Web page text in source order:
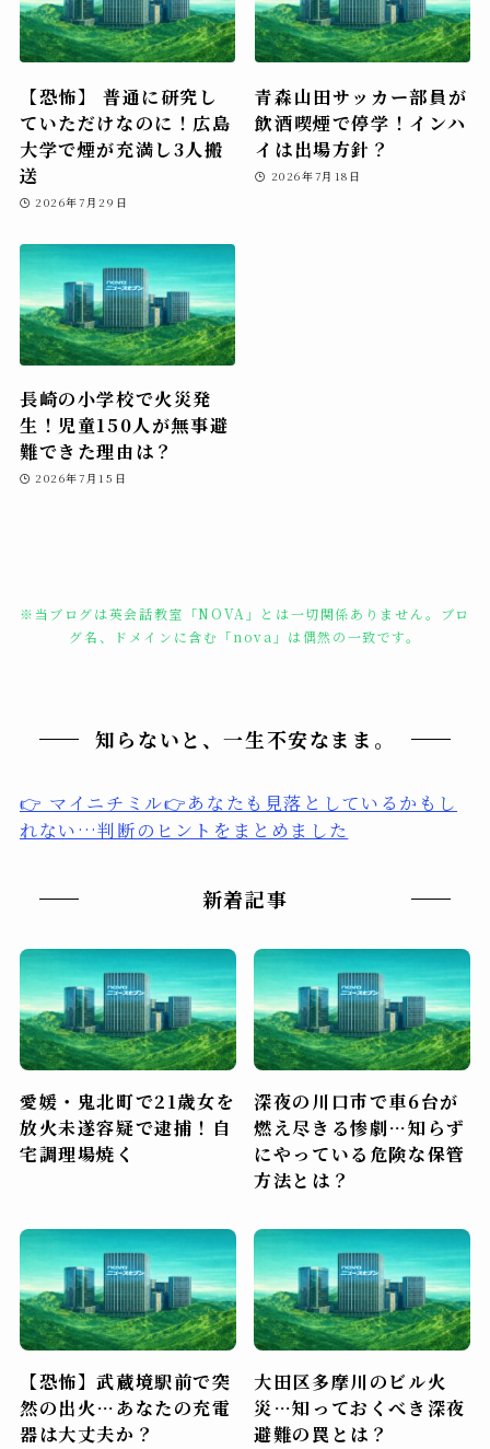
【恐怖】 普通に研究し
ていただけなのに！広島
大学で煙が充満し3人搬
送
2026年7月29日
青森山田サッカー部員が
飲酒喫煙で停学！インハ
イは出場方針？
2026年7月18日
長崎の小学校で火災発
生！児童150人が無事避
難できた理由は？
2026年7月15日
※当ブログは英会話教室「NOVA」とは一切関係ありません。ブロ
グ名、ドメインに含む「nova」は偶然の一致です。
知らないと、一生不安なまま。
👉 マイニチミル👉あなたも見落としているかもし
れない…判断のヒントをまとめました
新着記事
愛媛・鬼北町で21歳女を
放火未遂容疑で逮捕！自
宅調理場焼く
深夜の川口市で車6台が
燃え尽きる惨劇…知らず
にやっている危険な保管
方法とは？
【恐怖】武蔵境駅前で突
然の出火…あなたの充電
器は大丈夫か？
大田区多摩川のビル火
災…知っておくべき深夜
避難の罠とは？